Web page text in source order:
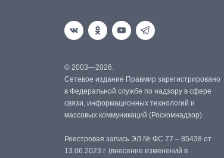
© 2003—2026.
Сетевое издание Правмир зарегистрировано
в Федеральной службе по надзору в сфере
связи, информационных технологий и
массовых коммуникаций (Роскомнадзор).
Реестровая запись ЭЛ № ФС 77 – 85438 от
13.06.2023 г. (внесение изменений в